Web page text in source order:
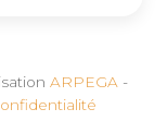
ARPEGA -